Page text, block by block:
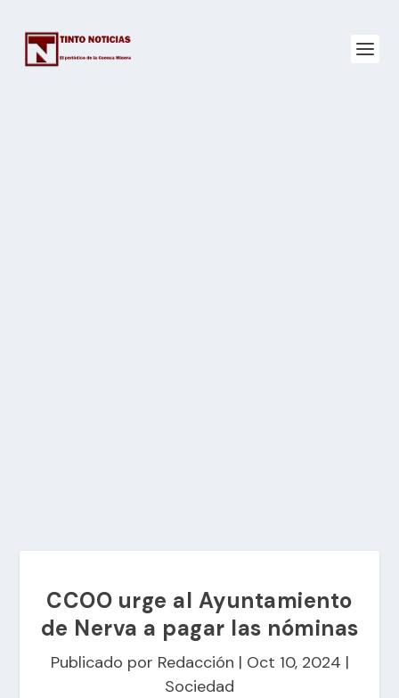
CCOO urge al Ayuntamiento
de Nerva a pagar las nóminas
Publicado por Redacción | Oct 10, 2024 |
Sociedad